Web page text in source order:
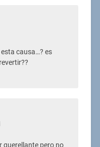
causa…? es
querellante pero no